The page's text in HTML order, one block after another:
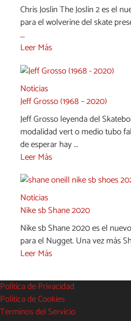
Chris Joslin The Joslin 2 es el
para el wolverine del skate
...
Leer Más
Noticias
Jeff Grosso (1968 – 2020)
Jeff Grosso leyenda del
modalidad vert o medio tubo
de esperar hay ...
Leer Más
Noticias
Nike sb Shane 2020
Nike sb Shane 2020 es el
para el Nugget. Una vez más
Leer Más
Política de Privacidad
Política de Cookies
Terminos del Servicio